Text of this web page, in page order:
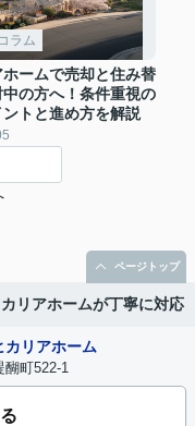
ラム
ホームで売却と住み替
の方へ！条件重視の
トと進め方を解説
リアホームが丁寧に対応
リアホーム
町522-1
ページトップ